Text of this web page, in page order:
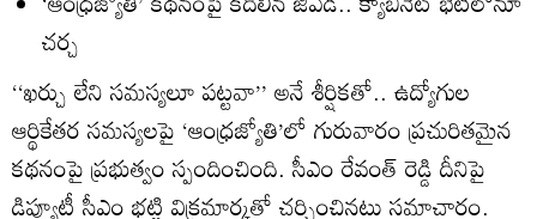
చర్చ
‘‘ఖర్చు లేని సమస్యలూ పట్టవా’’ అనే శీర్షికతో.. ఉద్యోగుల
ఆర్థికేతర సమస్యలపై ‘ఆంధ్రజ్యోతి’లో గురువారం ప్రచురితమైన
కథనంపై ప్రభుత్వం స్పందించింది. సీఎం రేవంత్‌ రెడ్డి దీనిపై
డిప్యూటీ సీఎం భట్టి విక్రమార్కతో చర్చించినట్లు సమాచారం.